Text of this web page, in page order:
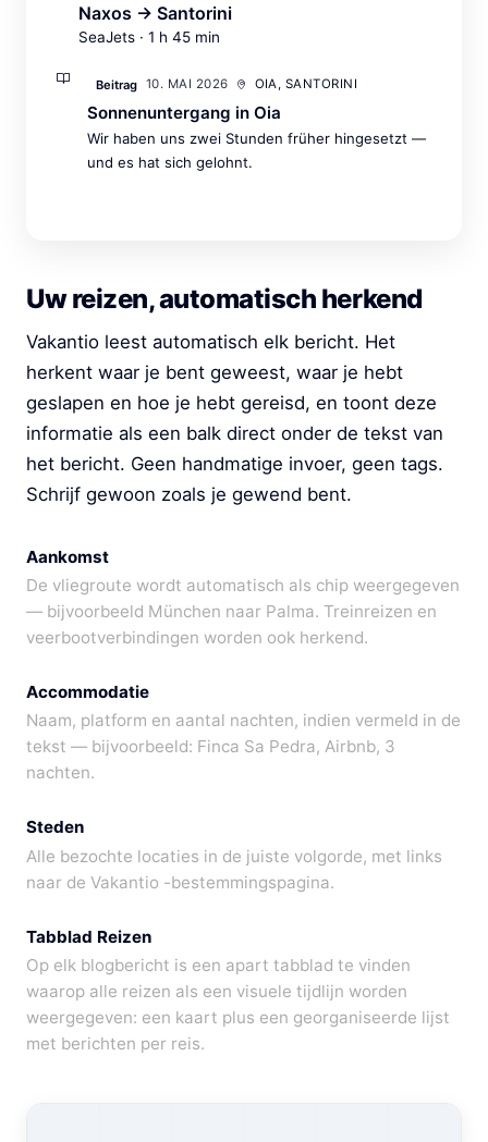
Naxos → Santorini
SeaJets · 1 h 45 min
Beitrag 10. MAI 2026 OIA, SANTORINI
Sonnenuntergang in Oia
Wir haben uns zwei Stunden früher hingesetzt —
und es hat sich gelohnt.
Uw reizen, automatisch herkend
Vakantio leest automatisch elk bericht. Het
herkent waar je bent geweest, waar je hebt
geslapen en hoe je hebt gereisd, en toont deze
informatie als een balk direct onder de tekst van
het bericht. Geen handmatige invoer, geen tags.
Schrijf gewoon zoals je gewend bent.
Aankomst
De vliegroute wordt automatisch als chip weergegeven
— bijvoorbeeld München naar Palma. Treinreizen en
veerbootverbindingen worden ook herkend.
Accommodatie
Naam, platform en aantal nachten, indien vermeld in de
tekst — bijvoorbeeld: Finca Sa Pedra, Airbnb, 3
nachten.
Steden
Alle bezochte locaties in de juiste volgorde, met links
naar de Vakantio -bestemmingspagina.
Tabblad Reizen
Op elk blogbericht is een apart tabblad te vinden
waarop alle reizen als een visuele tijdlijn worden
weergegeven: een kaart plus een georganiseerde lijst
met berichten per reis.